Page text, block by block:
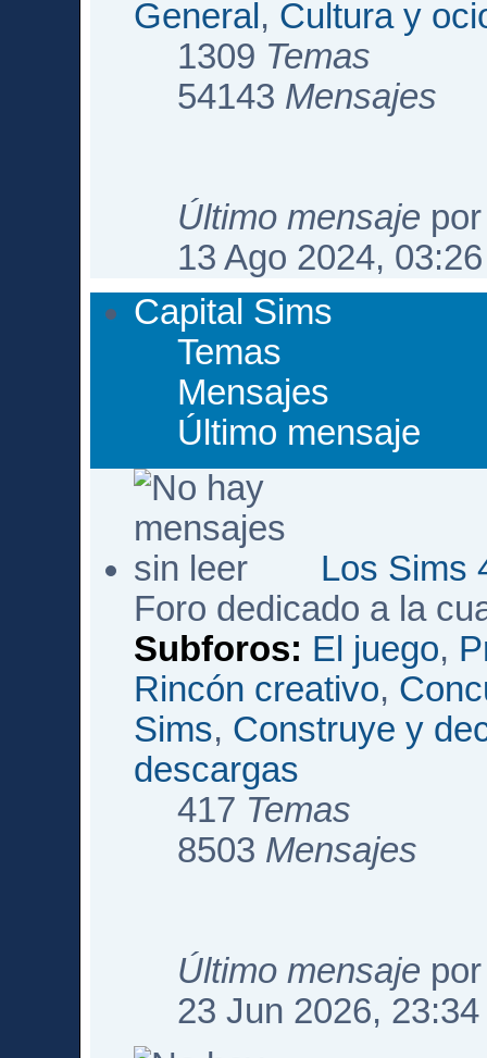
General , Cultura y
1309 Temas
54143 Mensajes
Último mensaje
13 Ago 2024, 03:26
Capital Sims
Temas
Mensajes
Último mensaje
Los Sims
Foro dedicado a la
Subforos: El juego,
Rincón creativo,
Sims, Construye y
descargas
417 Temas
8503 Mensajes
Último mensaje
23 Jun 2026, 23:34